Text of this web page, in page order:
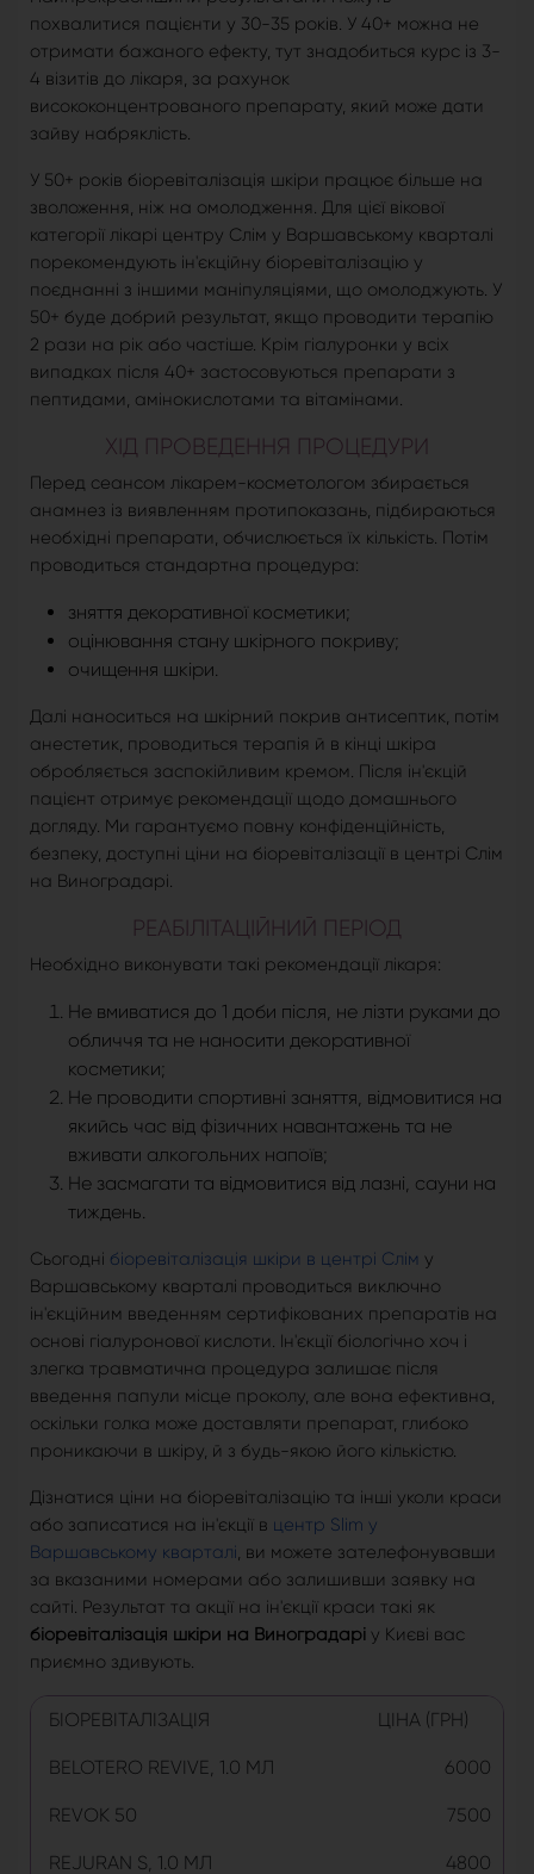
похвалитися пацієнти у 30-35 років. У 40+ можна не
отримати бажаного ефекту, тут знадобиться курс із 3-
4 візитів до лікаря, за рахунок
висококонцентрованого препарату, який може дати
зайву набряклість.
У 50+ років біоревіталізація шкіри працює більше на
зволоження, ніж на омолодження. Для цієї вікової
категорії лікарі центру Слім у Варшавському кварталі
порекомендують ін'єкційну біоревіталізацію у
поєднанні з іншими маніпуляціями, що омолоджують. У
50+ буде добрий результат, якщо проводити терапію
2 рази на рік або частіше. Крім гіалуронки у всіх
випадках після 40+ застосовуються препарати з
пептидами, амінокислотами та вітамінами.
ХІД ПРОВЕДЕННЯ ПРОЦЕДУРИ
Перед сеансом лікарем-косметологом збирається
анамнез із виявленням протипоказань, підбираються
необхідні препарати, обчислюється їх кількість. Потім
проводиться стандартна процедура:
зняття декоративної косметики;
оцінювання стану шкірного покриву;
очищення шкіри.
Далі наноситься на шкірний покрив антисептик, потім
анестетик, проводиться терапія й в кінці шкіра
обробляється заспокійливим кремом. Після ін'єкцій
пацієнт отримує рекомендації щодо домашнього
догляду. Ми гарантуємо повну конфіденційність,
безпеку, доступні ціни на біоревіталізації в центрі Слім
на Виноградарі.
РЕАБІЛІТАЦІЙНИЙ ПЕРІОД
Необхідно виконувати такі рекомендації лікаря:
Не вмиватися до 1 доби після, не лізти руками до
обличчя та не наносити декоративної
косметики;
Не проводити спортивні заняття, відмовитися на
якийсь час від фізичних навантажень та не
вживати алкогольних напоїв;
Не засмагати та відмовитися від лазні, сауни на
тиждень.
Сьогодні біоревіталізація шкіри в центрі Слім у
Варшавському кварталі проводиться виключно
ін'єкційним введенням сертифікованих препаратів на
основі гіалуронової кислоти. Ін'єкції біологічно хоч і
злегка травматична процедура залишає після
введення папули місце проколу, але вона ефективна,
оскільки голка може доставляти препарат, глибоко
проникаючи в шкіру, й з будь-якою його кількістю.
Дізнатися ціни на біоревіталізацію та інші уколи краси
або записатися на ін'єкції в центр Slim у
Варшавському кварталі, ви можете зателефонувавши
за вказаними номерами або залишивши заявку на
сайті. Результат та акції на ін'єкції краси такі як
біоревіталізація шкіри на Виноградарі у Києві вас
приємно здивують.
БІОРЕВІТАЛІЗАЦІЯ ЦІНА (ГРН)
BELOTERO REVIVE, 1.0 МЛ 6000
REVOK 50 7500
REJURAN S, 1.0 МЛ 4800